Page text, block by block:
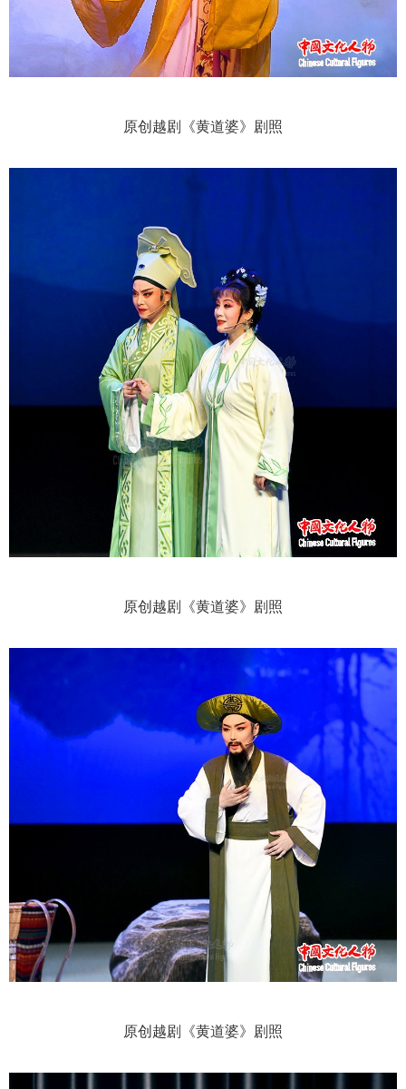
原创越剧《黄道婆》剧照
原创越剧《黄道婆》剧照
原创越剧《黄道婆》剧照